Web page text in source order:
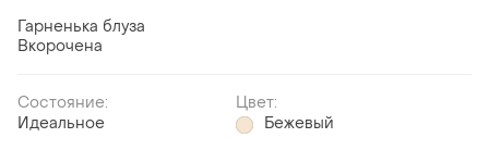
Гарненька блуза
Вкорочена
Состояние:
Идеальное
Цвет:
Бежевый